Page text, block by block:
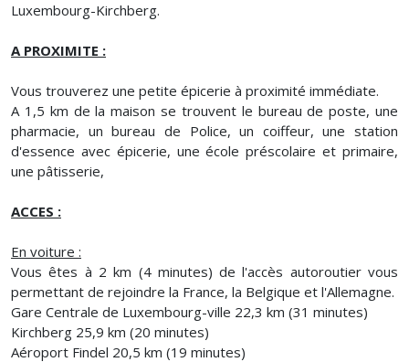
Luxembourg-Kirchberg.
A PROXIMITE :
Vous trouverez une petite épicerie à proximité immédiate.
A 1,5 km de la maison se trouvent le bureau de poste, une
pharmacie, un bureau de Police, un coiffeur, une station
d'essence avec épicerie, une école préscolaire et primaire,
une pâtisserie,
ACCES :
En voiture :
Vous êtes à 2 km (4 minutes) de l'accès autoroutier vous
permettant de rejoindre la France, la Belgique et l'Allemagne.
Gare Centrale de Luxembourg-ville 22,3 km (31 minutes)
Kirchberg 25,9 km (20 minutes)
Aéroport Findel 20,5 km (19 minutes)